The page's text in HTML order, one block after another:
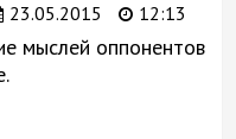
23.05.2015 12:13
мыслей оппонентов